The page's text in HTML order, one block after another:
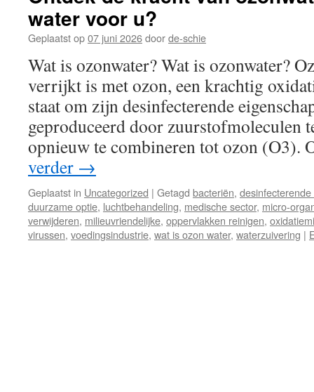
water voor u?
Geplaatst op07 juni 2026doorde-schie
Wat is ozonwater? Wat is ozonwater?
verrijkt is met ozon, een krachtig
staat om zijn desinfecterende
geproduceerd door zuurstofmoleculen
opnieuw te combineren tot ozon
verder →
Geplaatst in Uncategorized | Getagd bacteriën,
duurzame optie, luchtbehandeling, medische sector, micro-
verwijderen, milieuvriendelijke, oppervlakken reinigen,
virussen, voedingsindustrie, wat is ozon water, waterzuivering |